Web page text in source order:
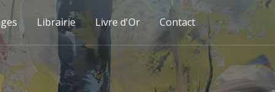
Librairie Livre d'Or Contact